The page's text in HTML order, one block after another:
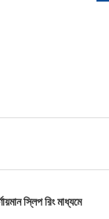
স্লিপ রিং মাধ্যমে